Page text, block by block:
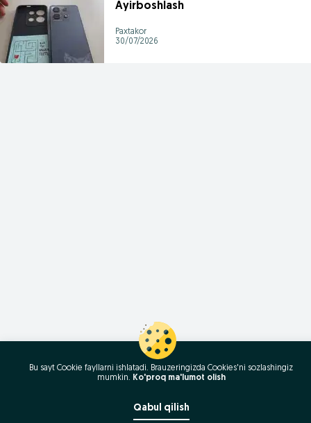
Ayirboshlash
Paxtakor
30/07/2026
Bu sayt Cookie fayllarni ishlatadi. Brauzeringizda Cookies'ni sozlashingiz
mumkin. Ko'proq ma'lumot olish
Qabul qilish